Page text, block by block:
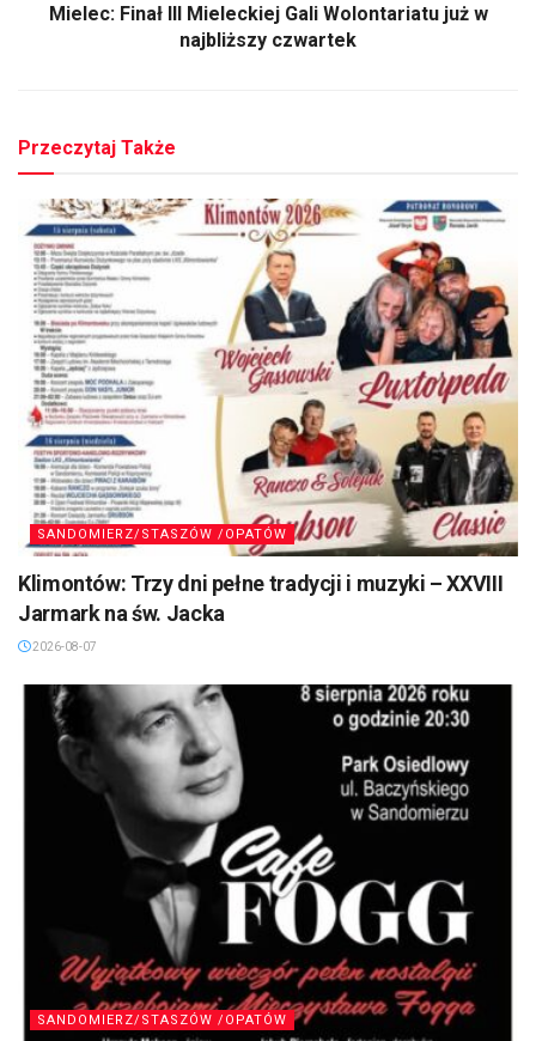
Mielec: Finał III Mieleckiej Gali Wolontariatu już w
najbliższy czwartek
Przeczytaj Także
SANDOMIERZ/STASZÓW /OPATÓW
Klimontów: Trzy dni pełne tradycji i muzyki – XXVIII
Jarmark na św. Jacka
2026-08-07
SANDOMIERZ/STASZÓW /OPATÓW